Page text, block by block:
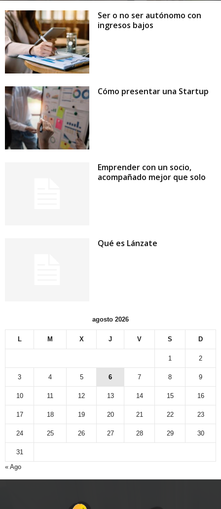
Ser o no ser autónomo con
ingresos bajos
Cómo presentar una Startup
Emprender con un socio,
acompañado mejor que solo
Qué es Lánzate
agosto 2026
L M X J V S D
1 2
3 4 5 6 7 8 9
10 11 12 13 14 15 16
17 18 19 20 21 22 23
24 25 26 27 28 29 30
31
« Ago